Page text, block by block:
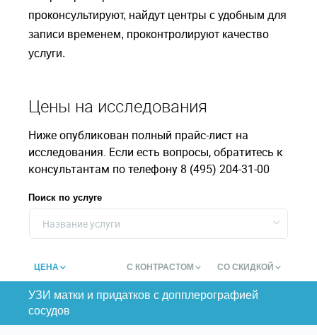
проконсультируют, найдут центры с удобным для
записи временем, проконтролируют качество
услуги.
Цены на исследования
Ниже опубликован полный прайс-лист на
исследования. Если есть вопросы, обратитесь к
консультантам по телефону 8 (495) 204-31-00
Поиск по услуге
Название услуги
ЦЕНА С КОНТРАСТОМ СО СКИДКОЙ
УЗИ матки и придатков с допплерографией
сосудов